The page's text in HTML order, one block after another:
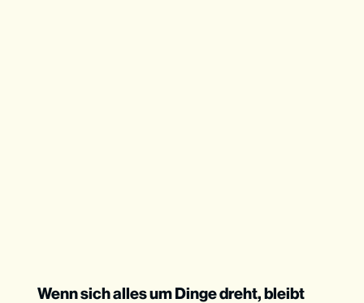
Wenn sich alles um Dinge dreht, bleibt